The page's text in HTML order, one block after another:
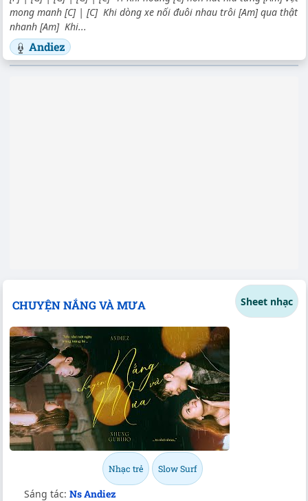
mong manh [C] | [C] Khi dòng xe nối đuôi nhau trôi [Am] qua thật
nhanh [Am] Khi...
Andiez
CHUYỆN NẮNG VÀ MƯA Sheet nhạc
Nhạc trẻ Slow Surf
Sáng tác: Ns Andiez